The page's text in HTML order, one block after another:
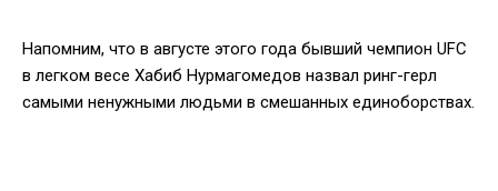
Напомним, что в августе этого года бывший чемпион UFC
в легком весе Хабиб Нурмагомедов назвал ринг-герл
самыми ненужными людьми в смешанных единоборствах.